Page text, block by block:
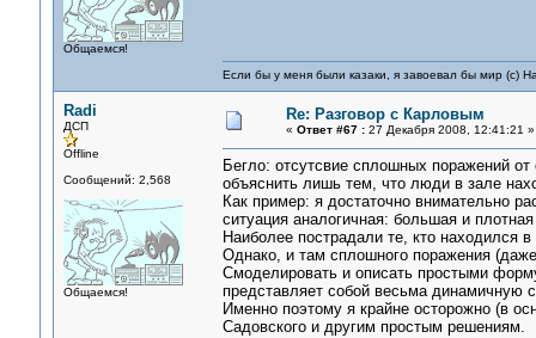
Общаемся!
Если бы у меня были казаки, я завоевал бы мир (с)
Radi
ДСП
Offline
Сообщений: 2,568
Общаемся!
Re: Разговор с Карловым
« Ответ #67 :27 Декабря 2008, 12:41:21 »
Бегло: отсутсвие сплошных поражений
объяснить лишь тем, что люди в зале
Как пример: я достаточно внимательно
ситуация аналогичная: большая и
Наиболее пострадали те, кто находился
Однако, и там сплошного поражения
Смоделировать и описать простыми
представляет собой весьма динамичную
Именно поэтому я крайне осторожно (в
Садовского и другим простым решениям.